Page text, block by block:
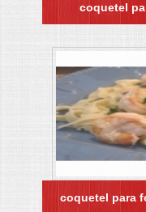
coquetel
coquetel para